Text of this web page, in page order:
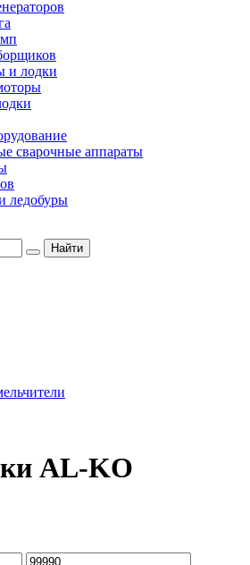
и лодки
сварочные аппараты
ледобуры
AL-KO